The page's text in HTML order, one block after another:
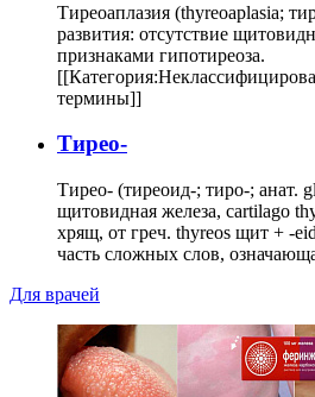
Тиреоаплазия (thyreoaplasia;
развития: отсутствие
признаками гипотиреоза.
термины]]
Тирео-
Тирео- (тиреоид-; тиро-; анат.
щитовидная железа, cartilago
хрящ, от греч. thyreos щит + -
часть сложных слов,
Для врачей